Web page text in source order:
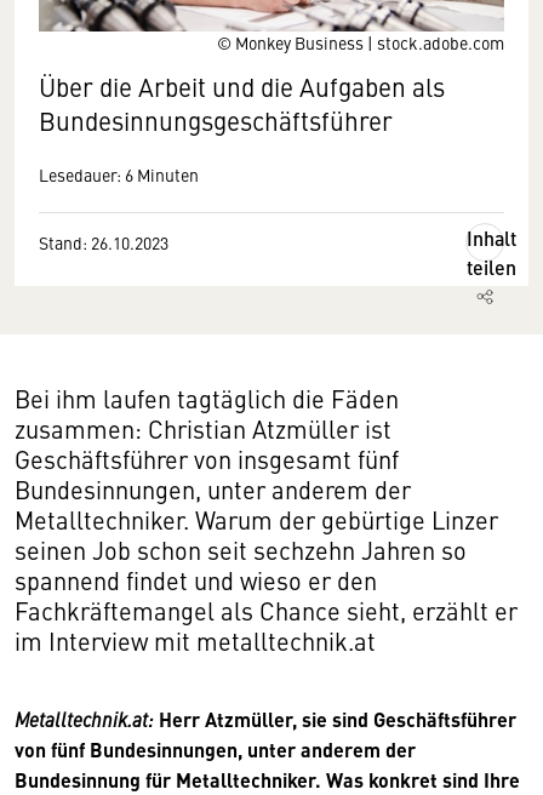
© Monkey Business | stock.adobe.com
Über die Arbeit und die Aufgaben als
Bundesinnungsgeschäftsführer
Lesedauer: 6 Minuten
Stand: 26.10.2023
Inhalt
teilen
Bei ihm laufen tagtäglich die Fäden
zusammen: Christian Atzmüller ist
Geschäftsführer von insgesamt fünf
Bundesinnungen, unter anderem der
Metalltechniker. Warum der gebürtige Linzer
seinen Job schon seit sechzehn Jahren so
spannend findet und wieso er den
Fachkräftemangel als Chance sieht, erzählt er
im Interview mit metalltechnik.at
Metalltechnik.at: Herr Atzmüller, sie sind Geschäftsführer
von fünf Bundesinnungen, unter anderem der
Bundesinnung für Metalltechniker. Was konkret sind Ihre